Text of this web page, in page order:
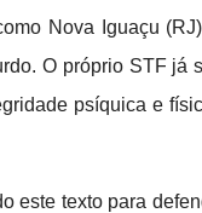
Nova Iguaçu
O próprio STF
psíquica e
este texto para